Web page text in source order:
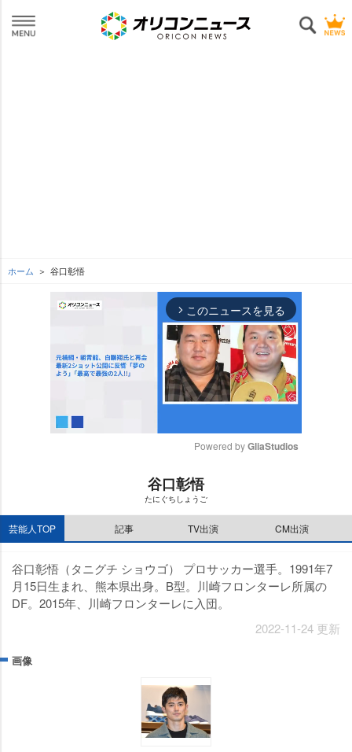
ホーム 谷口彰悟
arrow_forward_ios このニュースを見る
Powered by GliaStudios
谷口彰悟
たにぐちしょうご
芸能人TOP 記事 TV出演 CM出演
谷口彰悟（タニグチ ショウゴ） プロサッカー選手。1991年7
月15日生まれ、熊本県出身。B型。川崎フロンターレ所属の
DF。2015年、川崎フロンターレに入団。
2022-11-24 更新
画像